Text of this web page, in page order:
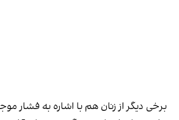
برخی دیگر از زنان هم با اشاره به فشار